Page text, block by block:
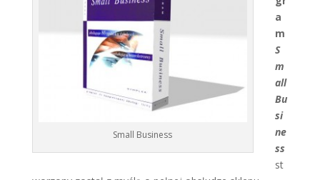
Small Business
a
m
S
m
all
Bu
si
ne
ss
st